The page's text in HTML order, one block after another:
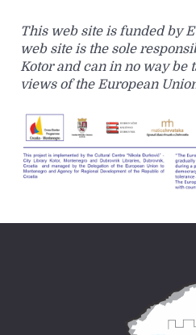
This web site is funded by
web site is the sole
Kotor and can in no way be
views of the European